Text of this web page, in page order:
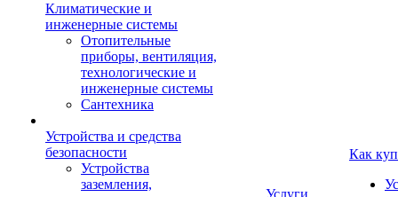
Климатические и
инженерные системы
Отопительные
приборы, вентиляция,
технологические и
инженерные системы
Сантехника
Устройства и средства
безопасности
Устройства
заземления,
Услуги
Как